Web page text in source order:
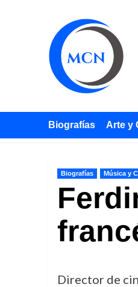
Biografías Arte y
Biografías Música y
Director de